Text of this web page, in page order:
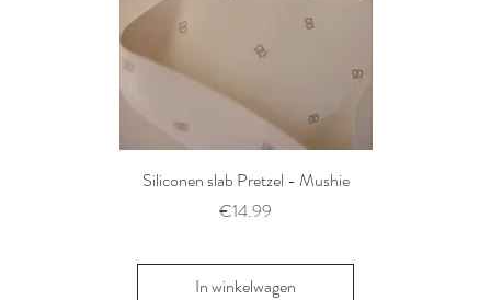
Siliconen slab Pretzel - Mushie
Prijs
€14.99
In winkelwagen